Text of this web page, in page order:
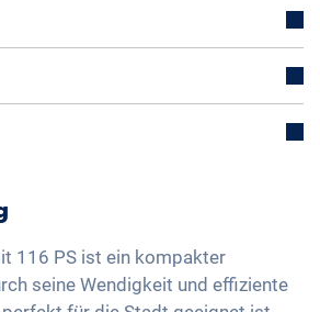
einklappbar
verstellbar
abblendend
116 PS ist ein kompakter
seine Wendigkeit und effiziente